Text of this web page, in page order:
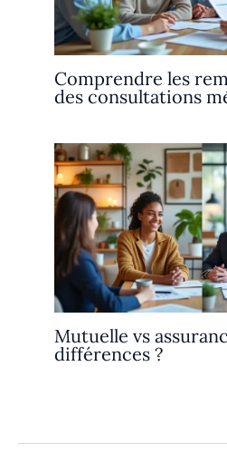
Comprendre les
des consultations
Mutuelle vs
différences ?